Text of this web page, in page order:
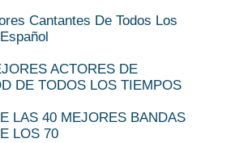
Cantantes De Todos Los
ACTORES DE
DE TODOS LOS TIEMPOS
LAS 40 MEJORES BANDAS
LOS 70